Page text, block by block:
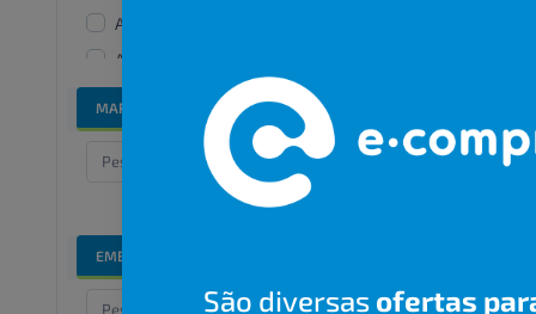
Amaciante De Roupas
Aparelhos e acessórios
bucais
Bandanas e lenços
Banho e cuidados especiais
Branqueadores dentais
MARCAS
EMBALAGENS
São diversas ofertas